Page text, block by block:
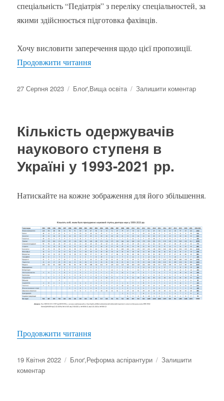
спеціальність “Педіатрія” з переліку спеціальностей, за
якими здійснюється підготовка фахівців.
Хочу висловити заперечення щодо цієї пропозиції.
Продовжити читання“Чи потрібна педіатрам окрема
Оприлюднено
27 Серпня 2023 Категорії
Блоґ,Вища освіта Залишити коментардо
Кількість одержувачів
наукового ступеня в
Україні у 1993-2021 рр.
Натискайте на кожне зображення для його збільшення.
Продовжити читання“Кількість одержувачів наукового
Оприлюднено
19 Квітня 2022 Категорії
Блоґ,Реформа аспірантури
Залишити
коментардо